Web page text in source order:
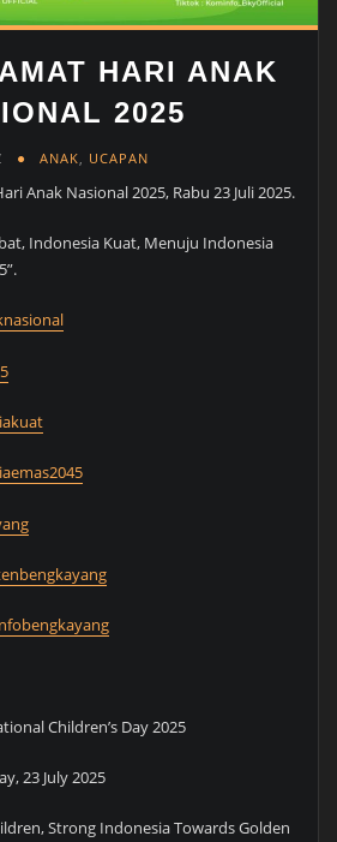
HARI ANAK
2025
ANAK UCAPAN
Anak Nasional 2025, Rabu 23 Juli 2025.
Indonesia Kuat, Menuju Indonesia
Children’s Day 2025
23 July 2025
Strong Indonesia Towards Golden